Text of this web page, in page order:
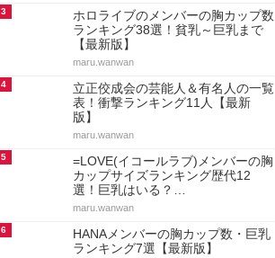
3
ホロライブのメンバーの胸カップ数
ランキング38選！貧乳～巨乳まで
【最新版】
maru.wanwan
4
立正佼成会の芸能人＆有名人の一覧
表！衝撃ランキング11人【最新
版】
maru.wanwan
5
=LOVE(イコールラブ)メンバーの胸
カップサイズランキング歴代12
選！巨乳はいる？…
maru.wanwan
6
HANAメンバーの胸カップ数・巨乳
ランキング7選【最新版】